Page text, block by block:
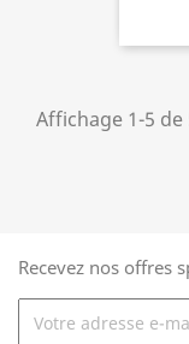
Affichage 1-5
Recevez nos offres